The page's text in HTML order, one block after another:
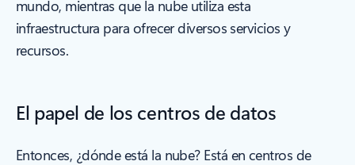
mundo, mientras que la nube utiliza esta
infraestructura para ofrecer diversos servicios y
recursos.
El papel de los centros de datos
Entonces, ¿dónde está la nube? Está en centros de